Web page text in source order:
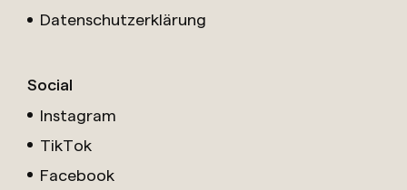
Datenschutzerklärung
Social
Instagram
TikTok
Facebook